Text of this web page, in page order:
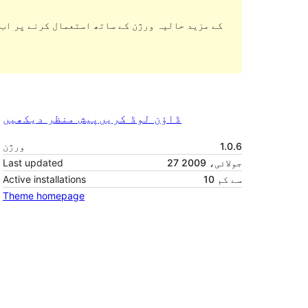
پیش منظر دیکھیں ڈاؤن لوڈ کریں
ورژن
1.0.6
Last updated
27 جولائی، 2009
Active installations
10 سے کم
Theme homepage